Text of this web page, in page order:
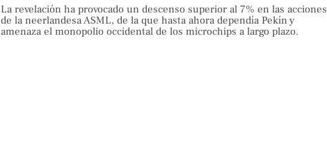
La revelación ha provocado un descenso superior al 7% en las acciones
de la neerlandesa ASML, de la que hasta ahora dependía Pekín y
amenaza el monopolio occidental de los microchips a largo plazo.